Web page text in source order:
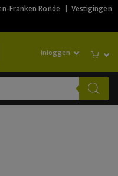
Franken Ronde
Vestigingen
Inloggen